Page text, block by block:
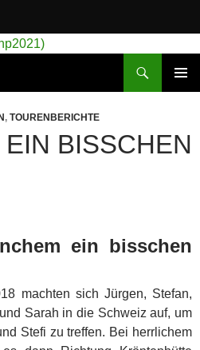
, TOURENBERICHTE
BISSCHEN
ein bisschen
machten sich Jürgen, Stefan,
Sarah in die Schweiz auf, um
Stefi zu treffen. Bei herrlichem